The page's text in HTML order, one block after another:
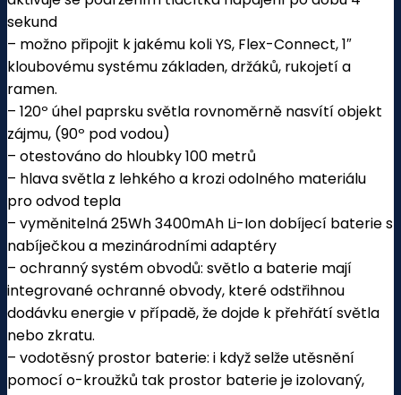
sekund
– možno připojit k jakému koli YS, Flex-Connect, 1″
kloubovému systému základen, držáků, rukojetí a
ramen.
– 120º úhel paprsku světla rovnoměrně nasvítí objekt
zájmu, (90º pod vodou)
– otestováno do hloubky 100 metrů
– hlava světla z lehkého a krozi odolného materiálu
pro odvod tepla
– vyměnitelná 25Wh 3400mAh Li-Ion dobíjecí baterie s
nabíječkou a mezinárodními adaptéry
– ochranný systém obvodů: světlo a baterie mají
integrované ochranné obvody, které odstřihnou
dodávku energie v případě, že dojde k přehřátí světla
nebo zkratu.
– vodotěsný prostor baterie: i když selže utěsnění
pomocí o-kroužků tak prostor baterie je izolovaný,